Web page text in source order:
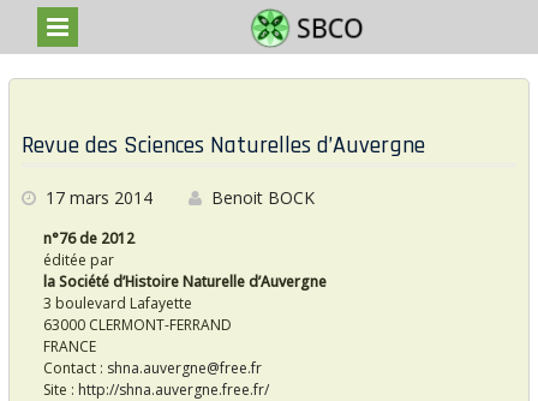
Revue des Sciences Naturelles d’Auvergne
17 mars 2014 Benoit BOCK
n°76 de 2012
éditée par
la Société d’Histoire Naturelle d’Auvergne
3 boulevard Lafayette
63000 CLERMONT-FERRAND
FRANCE
Contact : shna.auvergne@free.fr
Site : http://shna.auvergne.free.fr/